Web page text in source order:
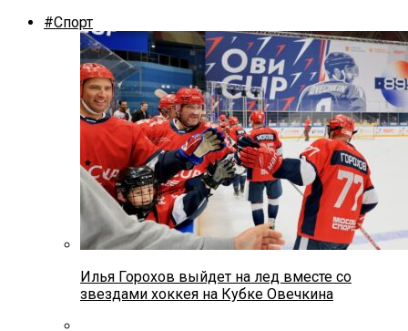
#Спорт
Илья Горохов выйдет на лед вместе со
звездами хоккея на Кубке Овечкина